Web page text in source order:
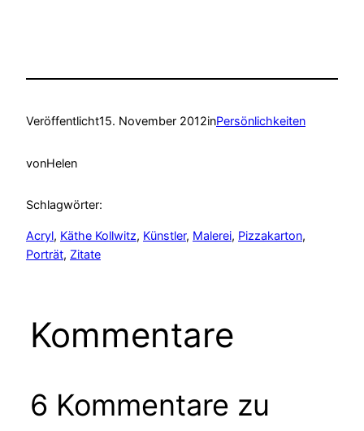
Veröffentlicht15. November 2012inPersönlichkeiten
vonHelen
Schlagwörter:
Acryl, Käthe Kollwitz, Künstler, Malerei, Pizzakarton
Porträt, Zitate
Kommentare
6 Kommentare zu